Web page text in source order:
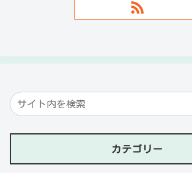
カテゴリー